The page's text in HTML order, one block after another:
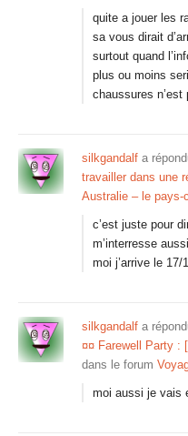
quite a jouer les
sa vous dirait
surtout quand
plus ou moins
chaussures
silkgandalf a
travailler dans une
Australie – le pays-
c’est juste pour
m’interresse
moi j’arrive le 17/
silkgandalf a
¤¤ Farewell Party :
dans le forum
moi aussi je vais